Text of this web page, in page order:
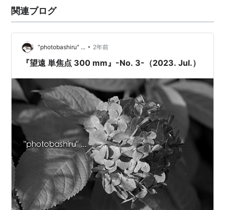
関連ブログ
"photobashiru" ... • 2年前
『望遠 単焦点 300 mm』-No. 3-（2023. Jul.）